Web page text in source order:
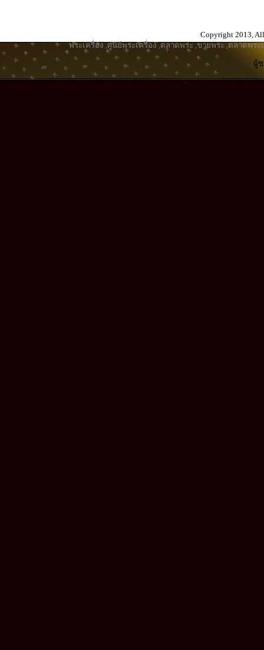
Copyright 2013,
พระเครื่อง ,ศูนย์พระเครื่อง,ตลาดพระ ,ขายพระ ,ตลาดพระ
ผู้